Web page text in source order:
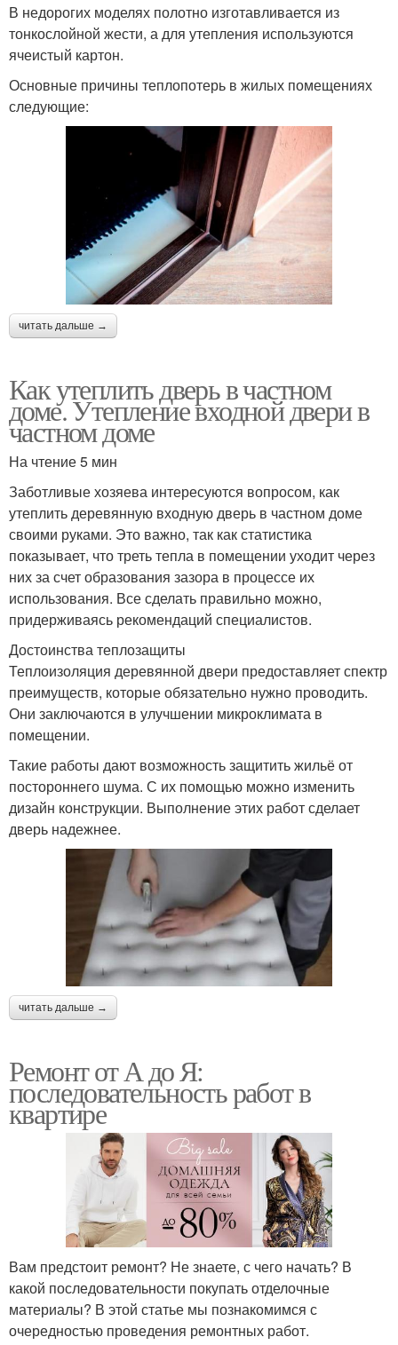
В недорогих моделях полотно изготавливается из
тонкослойной жести, а для утепления используются
ячеистый картон.
Основные причины теплопотерь в жилых помещениях
следующие:
читать дальше →
Как утеплить дверь в частном
доме. Утепление входной двери в
частном доме
На чтение 5 мин
Заботливые хозяева интересуются вопросом, как
утеплить деревянную входную дверь в частном доме
своими руками. Это важно, так как статистика
показывает, что треть тепла в помещении уходит через
них за счет образования зазора в процессе их
использования. Все сделать правильно можно,
придерживаясь рекомендаций специалистов.
Достоинства теплозащиты
Теплоизоляция деревянной двери предоставляет спектр
преимуществ, которые обязательно нужно проводить.
Они заключаются в улучшении микроклимата в
помещении.
Такие работы дают возможность защитить жильё от
постороннего шума. С их помощью можно изменить
дизайн конструкции. Выполнение этих работ сделает
дверь надежнее.
читать дальше →
Ремонт от А до Я:
последовательность работ в
квартире
Вам предстоит ремонт? Не знаете, с чего начать? В
какой последовательности покупать отделочные
материалы? В этой статье мы познакомимся с
очередностью проведения ремонтных работ.